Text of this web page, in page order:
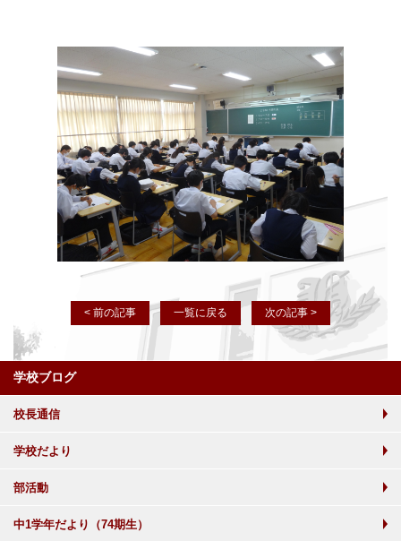
< 前の記事 一覧に戻る 次の記事 >
学校ブログ
校長通信
学校だより
部活動
中1学年だより（74期生）